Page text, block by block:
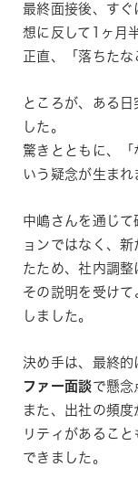
最終面接後、すぐ
想に反して1ヶ月
正直、「落ちたな
ところが、ある
した。
驚きとともに、「
いう疑念が生まれ
中嶋さんを通じ
ョンではなく、
たため、社内調整
その説明を受け
しました。
決め手は、最終的
ファー面談で懸念
また、出社の頻
リティがあるこ
できました。